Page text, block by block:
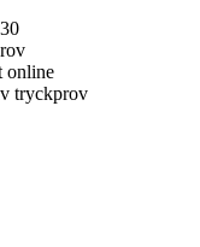
online
tryckprov